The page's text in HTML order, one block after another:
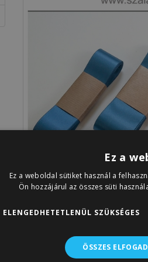
Vélemények (0)
Ez a
Ez a weboldal sütiket használ a
Ön hozzájárul az összes süti
ELENGEDHETETLENÜL SZÜKSÉGES
ÖSSZES